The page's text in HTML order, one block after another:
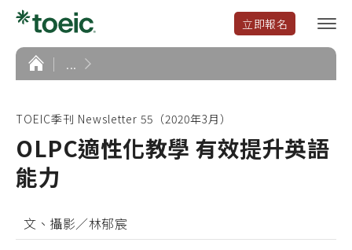
立即報名
選
單
首
頁
...
TOEIC季刊 Newsletter 55（2020年3月）
OLPC適性化教學 有效提升英語
能力
文、攝影／林郁宸